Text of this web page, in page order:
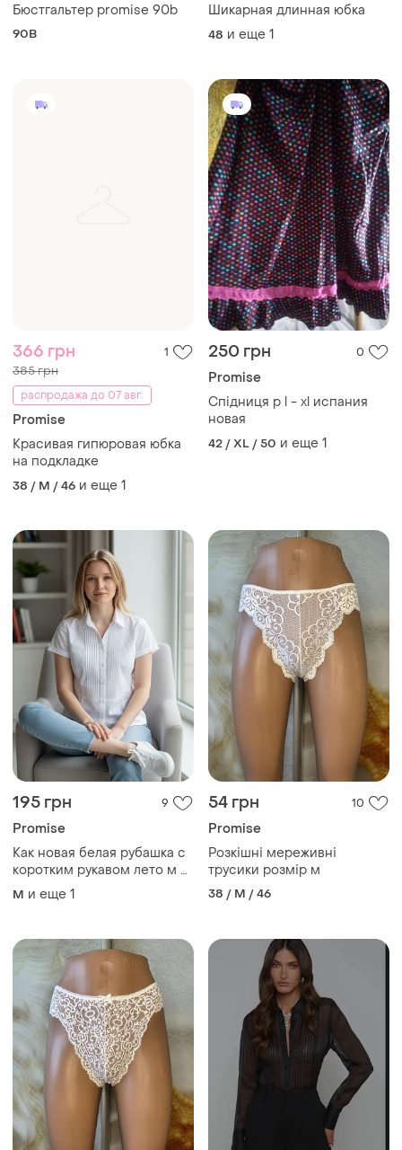
Бюстгальтер promise 90b
90B
Шикарная длинная юбка
48 и еще 1
366 грн 1
385 грн
распродажа до 07 авг.
Promise
Красивая гипюровая юбка
на подкладке
38 / M / 46 и еще 1
250 грн 0
Promise
Спiдниця р l - xl испания
новая
42 / XL / 50 и еще 1
195 грн 9
Promise
Как новая белая рубашка с
коротким рукавом лето м л l
38-40 10-12 46-48 біла
белая класична офісна
лльяная лняная лняна лен
лён
M и еще 1
54 грн 10
Promise
Розкішні мереживні
трусики розмір м
38 / M / 46